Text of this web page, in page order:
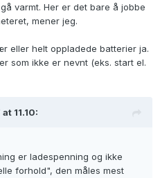
varmt. Her er det bare å jobbe
mener jeg.
eller helt oppladede batterier ja.
som ikke er nevnt (eks. start el.
11.10:
er ladespenning og ikke
forhold", den måles mest